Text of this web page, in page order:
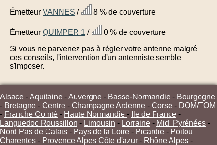
Émetteur VANNES / 8 % de couverture
Émetteur QUIMPER 1 /
0 % de couverture
Si vous ne parvenez pas à régler votre antenne malgré
ces conseils, l'intervention d'un antenniste semble
s'imposer.
Alsace -Aquitaine -Auvergne - Basse-Normandie - Bourgogne
- Bretagne - Centre - Champagne Ardenne - Corse - DOM/TOM
- Franche Comté - Haute Normandie - Ile de France -
Languedoc Roussillon - Limousin - Lorraine - Midi Pyrénées -
Nord Pas de Calais - Pays de la Loire - Picardie - Poitou
Charentes - Provence Alpes Côte d'azur - Rhône Alpes -